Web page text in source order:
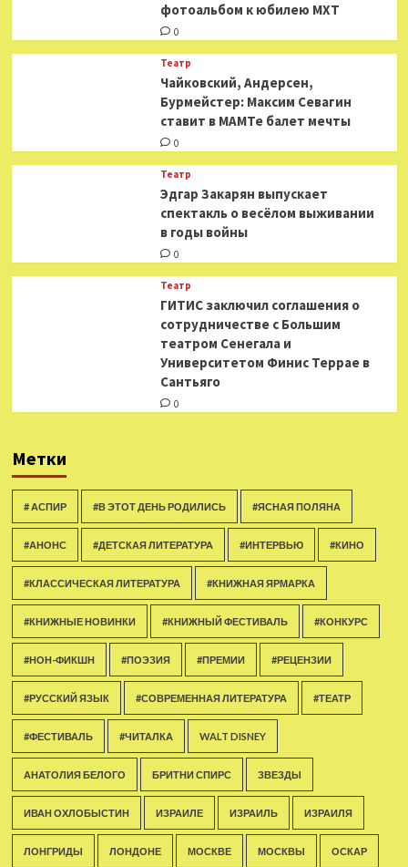
фотоальбом к юбилею МХТ
0
Театр
​​Чайковский, Андерсен,
Бурмейстер: Максим Севагин
ставит в МАМТе балет мечты
0
Театр
Эдгар Закарян выпускает
спектакль о весёлом выживании
в годы войны
0
Театр
ГИТИС заключил соглашения о
сотрудничестве с Большим
театром Сенегала и
Университетом Финис Террае в
Сантьяго
0
Метки
# АСПИР #В ЭТОТ ДЕНЬ РОДИЛИСЬ #ЯСНАЯ ПОЛЯНА
#АНОНС #ДЕТСКАЯ ЛИТЕРАТУРА #ИНТЕРВЬЮ #КИНО
#КЛАССИЧЕСКАЯ ЛИТЕРАТУРА #КНИЖНАЯ ЯРМАРКА
#КНИЖНЫЕ НОВИНКИ #КНИЖНЫЙ ФЕСТИВАЛЬ #КОНКУРС
#НОН-ФИКШН #ПОЭЗИЯ #ПРЕМИИ #РЕЦЕНЗИИ
#РУССКИЙ ЯЗЫК #СОВРЕМЕННАЯ ЛИТЕРАТУРА #ТЕАТР
#ФЕСТИВАЛЬ #ЧИТАЛКА WALT DISNEY
АНАТОЛИЯ БЕЛОГО БРИТНИ СПИРС ЗВЕЗДЫ
ИВАН ОХЛОБЫСТИН ИЗРАИЛЕ ИЗРАИЛЬ ИЗРАИЛЯ
ЛОНГРИДЫ ЛОНДОНЕ МОСКВЕ МОСКВЫ ОСКАР